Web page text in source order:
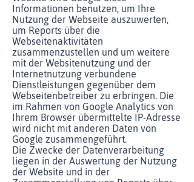
Informationen benutzen, um Ihre
Nutzung der Webseite auszuwerten,
um Reports über die
Webseitenaktivitäten
zusammenzustellen und um weitere
mit der Websitenutzung und der
Internetnutzung verbundene
Dienstleistungen gegenüber dem
Webseitenbetreiber zu erbringen. Die
im Rahmen von Google Analytics von
Ihrem Browser übermittelte IP-Adresse
wird nicht mit anderen Daten von
Google zusammengeführt.
Die Zwecke der Datenverarbeitung
liegen in der Auswertung der Nutzung
der Website und in der